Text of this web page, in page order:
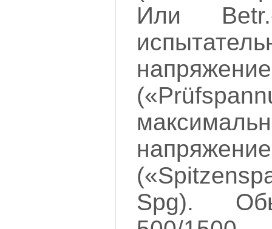
Или
Spg).